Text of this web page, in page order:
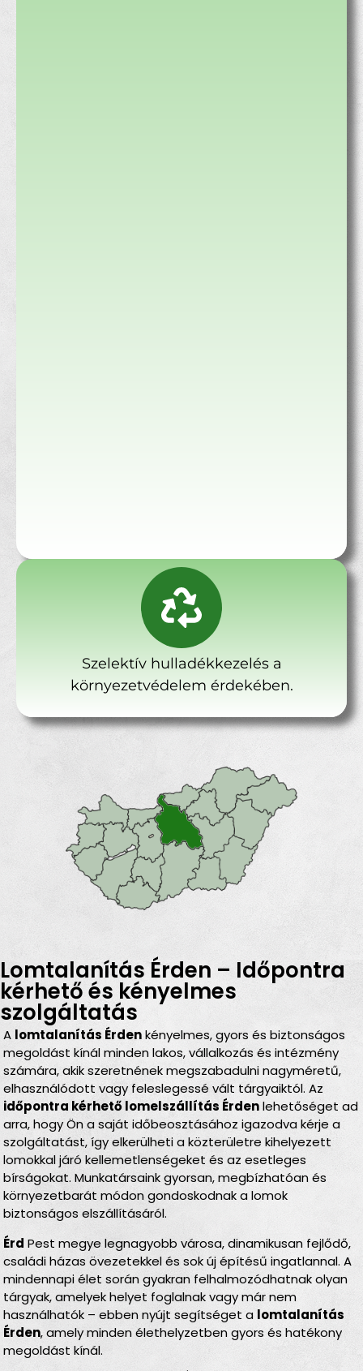
Szelektív hulladékkezelés a
környezetvédelem érdekében.
Lomtalanítás Érden – Időpontra
kérhető és kényelmes
szolgáltatás
A lomtalanítás Érdenkényelmes, gyors és biztonságos
megoldást kínál minden lakos, vállalkozás és intézmény
számára, akik szeretnének megszabadulni nagyméretű,
elhasználódott vagy feleslegessé vált tárgyaiktól. Az
időpontra kérhető lomelszállítás Érdenlehetőséget ad
arra, hogy Ön a saját időbeosztásához igazodva kérje a
szolgáltatást, így elkerülheti a közterületre kihelyezett
lomokkal járó kellemetlenségeket és az esetleges
bírságokat. Munkatársaink gyorsan, megbízhatóan és
környezetbarát módon gondoskodnak a lomok
biztonságos elszállításáról.
Érd Pest megye legnagyobb városa, dinamikusan fejlődő,
családi házas övezetekkel és sok új építésű ingatlannal. A
mindennapi élet során gyakran felhalmozódhatnak olyan
tárgyak, amelyek helyet foglalnak vagy már nem
használhatók – ebben nyújt segítséget a lomtalanítás
Érden, amely minden élethelyzetben gyors és hatékony
megoldást kínál.